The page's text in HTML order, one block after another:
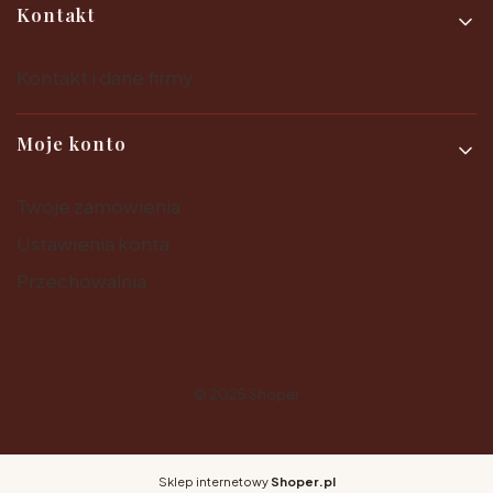
Kontakt
Moje konto
Sklep internetowy Shoper.pl